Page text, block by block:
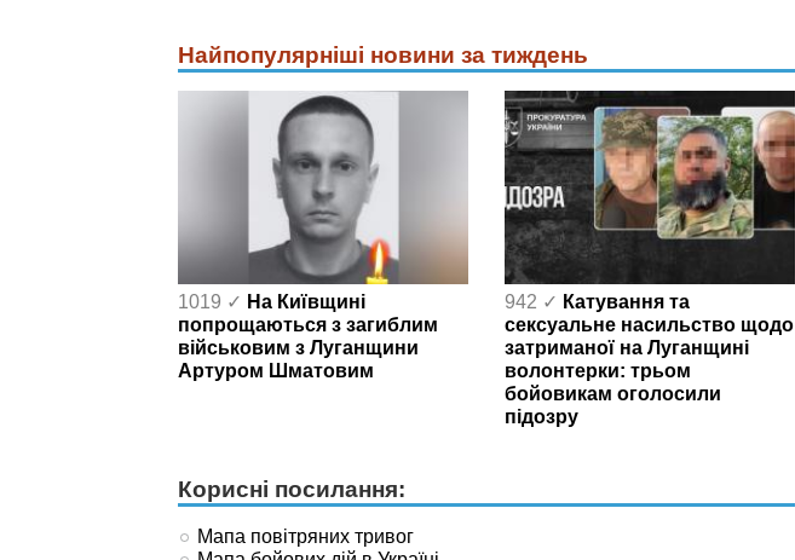
Найпопулярніші новини за тиждень
1019 ✓ На Київщині
попрощаються з загиблим
військовим з Луганщини
Артуром Шматовим
942 ✓ Катування та
сексуальне насильство щодо
затриманої на Луганщині
волонтерки: трьом
бойовикам оголосили
підозру
Корисні посилання:
Мапа повітряних тривог